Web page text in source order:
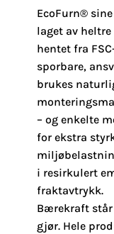
EcoFurn®
laget av
hentet fra
sporbare,
brukes
– og enkelte
for ekstra
i resirkulert
fraktavtrykk.
Bærekraft
gjør. Hele